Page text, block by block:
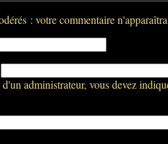
: votre commentaire
administrateur, vous devez